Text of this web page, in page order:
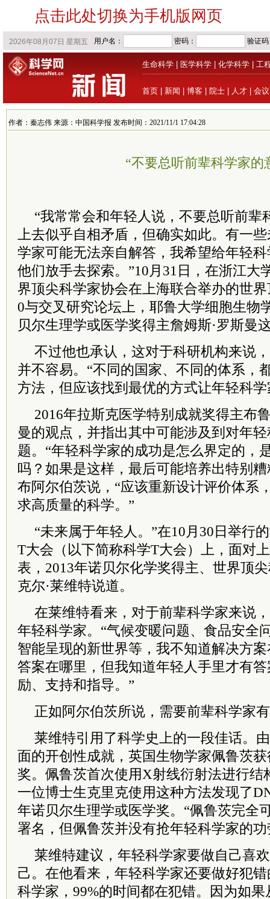
点击此处切换为手机版网页
生命科学 医学科学 化学科学 工
首页 新闻 博客 院士 人才 会议
作者：秦志伟 来源：中国科学报 发布时间：2021/11/1 17:04:28
“不要总听前辈科学家的
“我常常会和年轻人说，不要总听前辈
上去似乎自相矛盾，但确实如此。有一
学家可能无法亲自解答，我希望给年轻
他们放手去探索。”10月31日，在浙江大
界顶尖科学家协会在上海联合举办的世
0与交叉研究论坛上，耶鲁大学细胞生物
贝尔生理学或医学奖得主詹姆斯·罗斯曼
不过他也承认，这对于科研机构来说
并不容易。“不同的国家、不同的体系，
方法，但应该找到最优的方式让年轻科
2016年拉斯克医学特别成就奖得主布
曼的观点，并指出其中可能涉及到对年
题。“年轻科学家的成功是怎么界定的，
吗？如果是这样，最后可能培养出特别
布阿尔伯茨说，“应该重新设计评价体系
求高质量的科学。”
“未来属于年轻人。”在10月30日举行
T大会（以下简称科学T大会）上，面对
表，2013年诺贝尔化学奖得主、世界顶
克尔·莱维特说道。
在莱维特看来，对于前辈科学家来说
年轻科学家。 “气候变暖问题、食品安全
智能呈现的新世界等，我不知道解决方
答案在哪里，但我知道年轻人手里才有
励、支持和指导。”
正如阿尔伯茨所说，需要前辈科学家
莱维特引用了科学史上的一段佳话。
面的开创性成就，英国生物学家佩鲁茨
奖。佩鲁茨首次使用X射线衍射法进行结
一位博士生克里克使用这种方法发现了
年诺贝尔生理学或医学奖。“佩鲁茨完全
署名，但佩鲁茨并没有抢年轻科学家的功
莱维特建议，年轻科学家要做自己喜
己。在他看来，年轻科学家还要做好犯
科学家，99%的时间都在犯错。因为如